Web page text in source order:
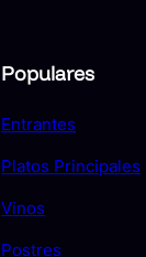
Populares
Entrantes
Platos Principales
Vinos
Postres